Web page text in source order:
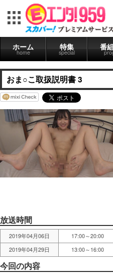
ホーム
home
特集
special
番
おま○こ取扱説明書 3
放送時間
2019年04月06日 17:00～20:00
2019年04月29日
13:00～16:00
今回の内容